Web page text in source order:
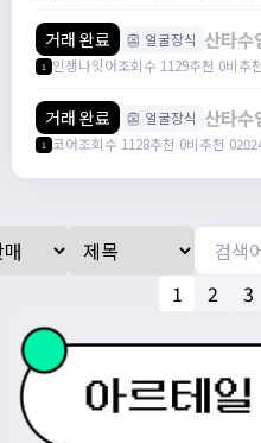
거래 완료 👺 얼굴장식 산타수염 / 1700 / 2개
1 인생나잇어조회수 1129추천 0비추
거래 완료 👺 얼굴장식 산타
1 코어조회수 1128추천 0비추천 0
1 2 3